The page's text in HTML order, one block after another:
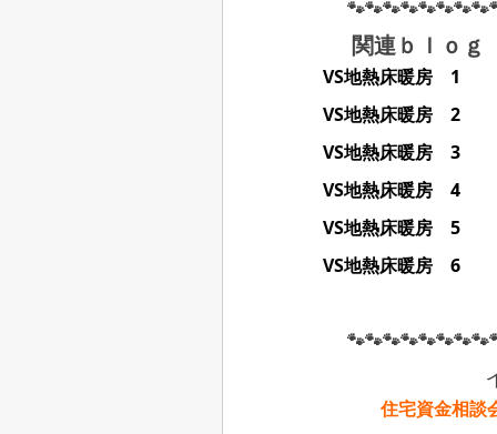
関連ｂｌ
VS地熱床暖房 1
VS地熱床暖房 2
VS地熱床暖房 3
VS地熱床暖房 4
VS地熱床暖房 5
VS地熱床暖房 6
住宅資金相